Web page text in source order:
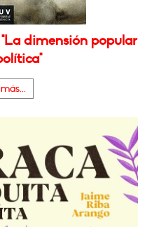
dimensión popular